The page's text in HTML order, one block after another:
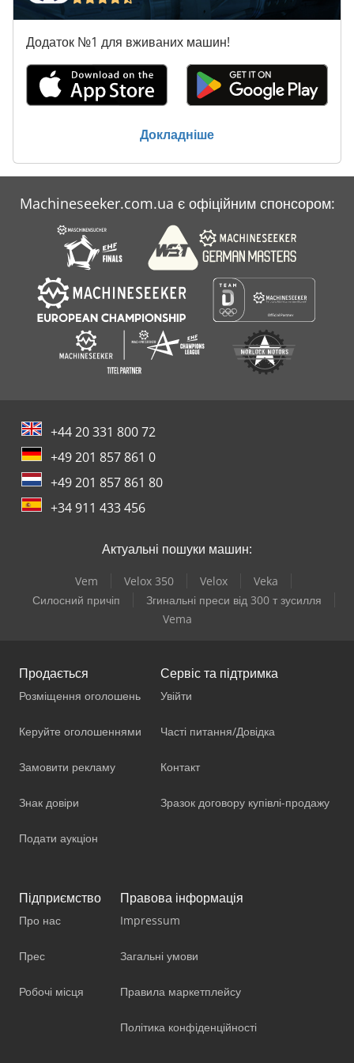
Додаток №1 для вживаних машин!
Докладніше
Machineseeker.com.ua є офіційним спонсором:
+44 20 331 800 72
+49 201 857 861 0
+49 201 857 861 80
+34 911 433 456
Актуальні пошуки машин:
Vem Velox 350 Velox
Veka
Силосний причіп
Згинальні преси від 300 т зусилля
Vema
Продається
Розміщення оголошень
Керуйте оголошеннями
Замовити рекламу
Знак довіри
Подати аукціон
Сервіс та підтримка
Увійти
Часті питання/Довідка
Контакт
Зразок договору купівлі-продажу
Підприємство
Про нас
Прес
Робочі місця
Правова інформація
Impressum
Загальні умови
Правила маркетплейсу
Політика конфіденційності